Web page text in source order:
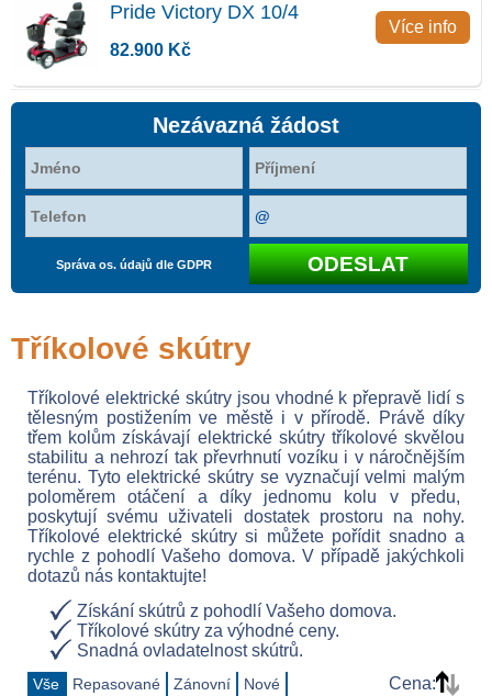
Pride Victory DX 10/4
82.900 Kč
Více info
Nezávazná žádost
Správa os. údajů dle GDPR
Tříkolové skútry
Tříkolové elektrické skútry jsou vhodné k přepravě lidí s
tělesným postižením ve městě i v přírodě. Právě díky
třem kolům získávají elektrické skútry tříkolové skvělou
stabilitu a nehrozí tak převrhnutí vozíku i v náročnějším
terénu. Tyto elektrické skútry se vyznačují velmi malým
poloměrem otáčení a díky jednomu kolu v předu,
poskytují svému uživateli dostatek prostoru na nohy.
Tříkolové elektrické skútry si můžete pořídit snadno a
rychle z pohodlí Vašeho domova. V případě jakýchkoli
dotazů nás kontaktujte!
Získání skútrů z pohodlí Vašeho domova.
Tříkolové skútry za výhodné ceny.
Snadná ovladatelnost skútrů.
Vše Repasované Zánovní Nové Cena: